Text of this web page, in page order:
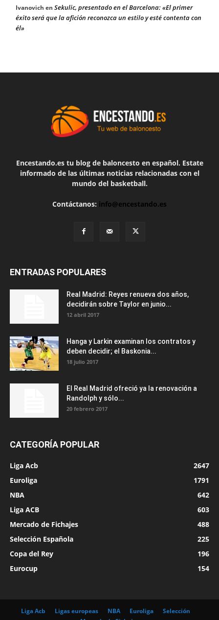
Ivanovich en Sekulic, presentado en el Barcelona: «El primer
éxito será que la afición reconozca un estilo y esté contenta con
él»
Encestando.es tu blog de baloncesto en español. Estate
informado de las últimas noticias relacionadas con el
mundo del basketball.
Contáctanos: info@encestando.es
ENTRADAS POPULARES
Real Madrid: Reyes renueva dos años,
decidirán sobre Taylor en junio...
12 abril 2017
Hanga y Larkin examinan los contratos y
deben decidir; el Baskonia...
18 julio 2017
El Real Madrid ofreció ya la renovación a
Randolph y sólo...
20 febrero 2017
CATEGORÍA POPULAR
Liga Acb
2647
Euroliga
1791
NBA
642
Liga ACB
603
Mercado de Fichajes
488
Selección Española
225
Copa del Rey
196
Eurocup
154
Liga Acb Ligas europeas NBA Euroliga
Selección